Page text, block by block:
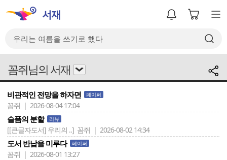
꼼쥐님의 서재
비관적인 전망을 하자면 페이퍼
꼼쥐 | 2026-08-04 17:04
슬픔의 분할 리뷰
[[큰글자도서] 우리의 ..] 꼼쥐 | 2026-08-02 14:34
도서 반납을 미루다 페이퍼
꼼쥐 | 2026-08-01 13:27